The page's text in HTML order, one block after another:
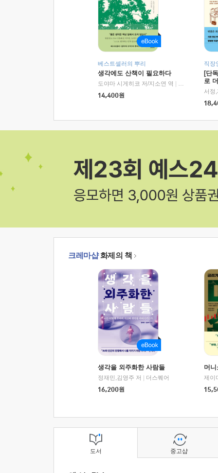
베스트셀러의 뿌리
생각에도 산책이 필요하다
도야마 시게히코 저/지소연 역
알에이치코리
14,400원
직장
[단
로
크레마샵화제의 책
생각을 외주화한 사람들
정재민,김영주 저
더스퀘어
16,200원
머
도서 중고샵